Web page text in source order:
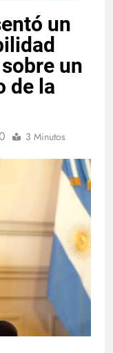
un
un
de la
3 Minutos